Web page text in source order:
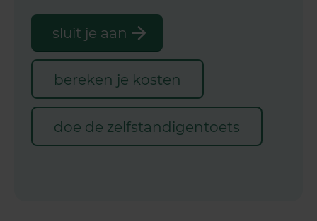
sluit je aan
bereken je kosten
doe de zelfstandigentoets